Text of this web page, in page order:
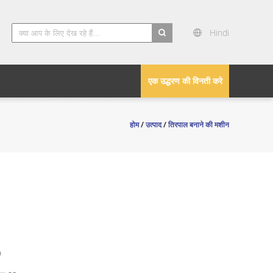
Hindi
एक उद्धरण की विनती करे
होम/उत्पाद/तिरपाल बनाने की मशीन